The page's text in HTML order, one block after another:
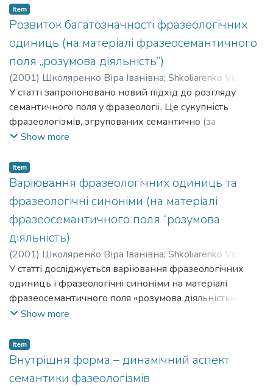
релевантних для формування фразеологічної картини
світу, визначено критерії встановлення національно-
культурної специфіки фразеологізмів, а також
описано досвід систематизації фразеологічних
одиниць у діахронії, заснований на системі образів і
цінностей певного історичного періоду. Проведено
історичний і генетичний аналіз фразеологічного
складу.
Item
Розвиток багатозначності фразеологічних
одиниць (на матеріалі фразеосемантичного
поля „розумова діяльність”)
(2001) Школяренко Віра Іванівна; Shkoliarenko Vira
Ivanivna
У статті запропоновано новий підхід до розгляду
семантичного поля у фразеології. Це сукупність
фразеологізмів, згрупованих семантично (за
значенням), що стосуються конкретного предмета.
семіотиці.
Show more
Item
Варіювання фразеологічних одиниць та
фразеологічні синоніми (на матеріалі
фразеосемантичного поля “розумова
діяльність)
(2001) Школяренко Віра Іванівна; Shkoliarenko Vira
Ivanivna
У статті досліджується варіювання фразеологічних
одиниць і фразеологічні синоніми на матеріалі
фразеосемантичного поля «розумова діяльність».
Варіантність зумовлює виникнення двох
фразеологічних одиниць та формальних змін.
Show more
Item
Внутрішня форма – динамічний аспект
семантики фазеологізмів